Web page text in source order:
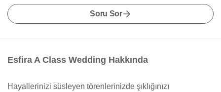
Soru Sor
Esfira A Class Wedding Hakkında
Hayallerinizi süsleyen törenlerinizde şıklığınızı